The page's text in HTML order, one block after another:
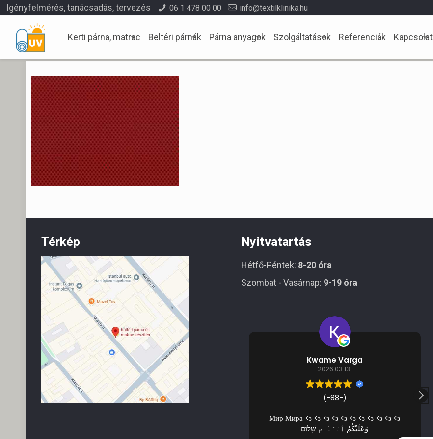
Igényfelmérés, tanácsadás, tervezés 06 1 478 00 00 info@textilklinika.hu
Kerti párna, matrac Beltéri párnák Párna anyagok Szolgáltatások Referenciák Kapcsolat
Térkép Nyitvatartás
Hétfő-Péntek: 8-20 óra
Szombat - Vasárnap: 9-19 óra
Kwame Varga
2026.03.13.
(-88-)
Мир Мира <з <з <з <з <з <з <з <з <з <з <з
وَعَلَيْكُمُ ٱلسَّلَام שָׁלוֹם